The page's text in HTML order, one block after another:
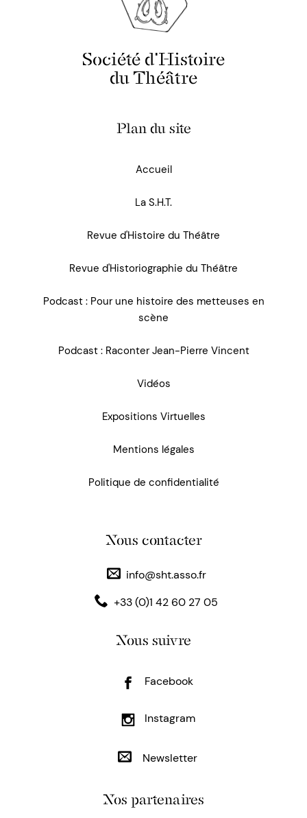
Société d'Histoire
du Théâtre
Plan du site
Accueil
La S.H.T.
Revue d'Histoire du Théâtre
Revue d'Historiographie du Théâtre
Podcast : Pour une histoire des metteuses en
scène
Podcast : Raconter Jean-Pierre Vincent
Vidéos
Expositions Virtuelles
Mentions légales
Politique de confidentialité
Nous contacter
info@sht.asso.fr
+33 (0)1 42 60 27 05
Nous suivre
Facebook
Instagram
Newsletter
Nos partenaires